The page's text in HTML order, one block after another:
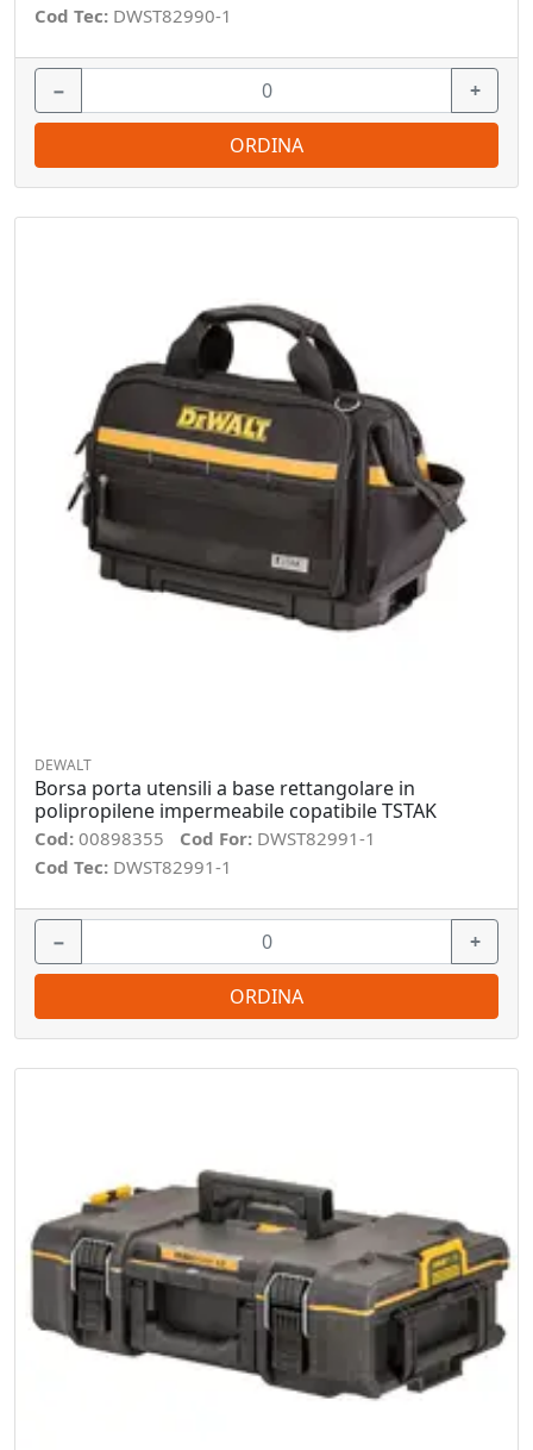
Cod Tec: DWST82990-1
− +
ORDINA
DEWALT
Borsa porta utensili a base rettangolare in
polipropilene impermeabile copatibile TSTAK
Cod: 00898355 Cod For: DWST82991-1
Cod Tec: DWST82991-1
− +
ORDINA